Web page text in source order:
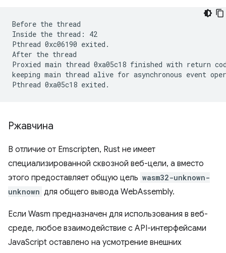
Before the thread
Inside the thread: 42
Pthread 0xc06190 exited.
After the thread
Proxied main thread 0xa05c18 finished with return
keeping main thread alive for asynchronous event
Ржавчина
В отличие от Emscripten, Rust не имеет
специализированной сквозной веб-цели, а вместо
этого предоставляет общую цель wasm32-unknown-
unknown для общего вывода WebAssembly.
Если Wasm предназначен для использования в веб-
среде, любое взаимодействие с API-интерфейсами
JavaScript оставлено на усмотрение внешних